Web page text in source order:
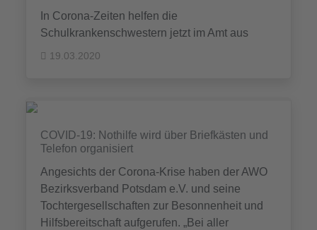
In Corona-Zeiten helfen die
Schulkrankenschwestern jetzt im Amt aus
19.03.2020
COVID-19: Nothilfe wird über Briefkästen und
Telefon organisiert
Angesichts der Corona-Krise haben der AWO
Bezirksverband Potsdam e.V. und seine
Tochtergesellschaften zur Besonnenheit und
Hilfsbereitschaft aufgerufen. „Bei aller